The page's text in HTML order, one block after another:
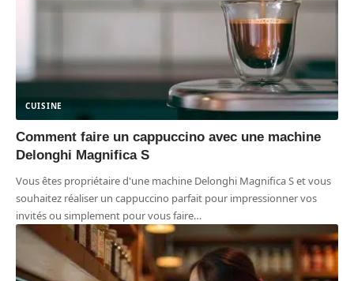
CUISINE
Comment faire un cappuccino avec une machine
Delonghi Magnifica S
Vous êtes propriétaire d'une machine Delonghi Magnifica S et vous
souhaitez réaliser un cappuccino parfait pour impressionner vos
invités ou simplement pour vous faire…